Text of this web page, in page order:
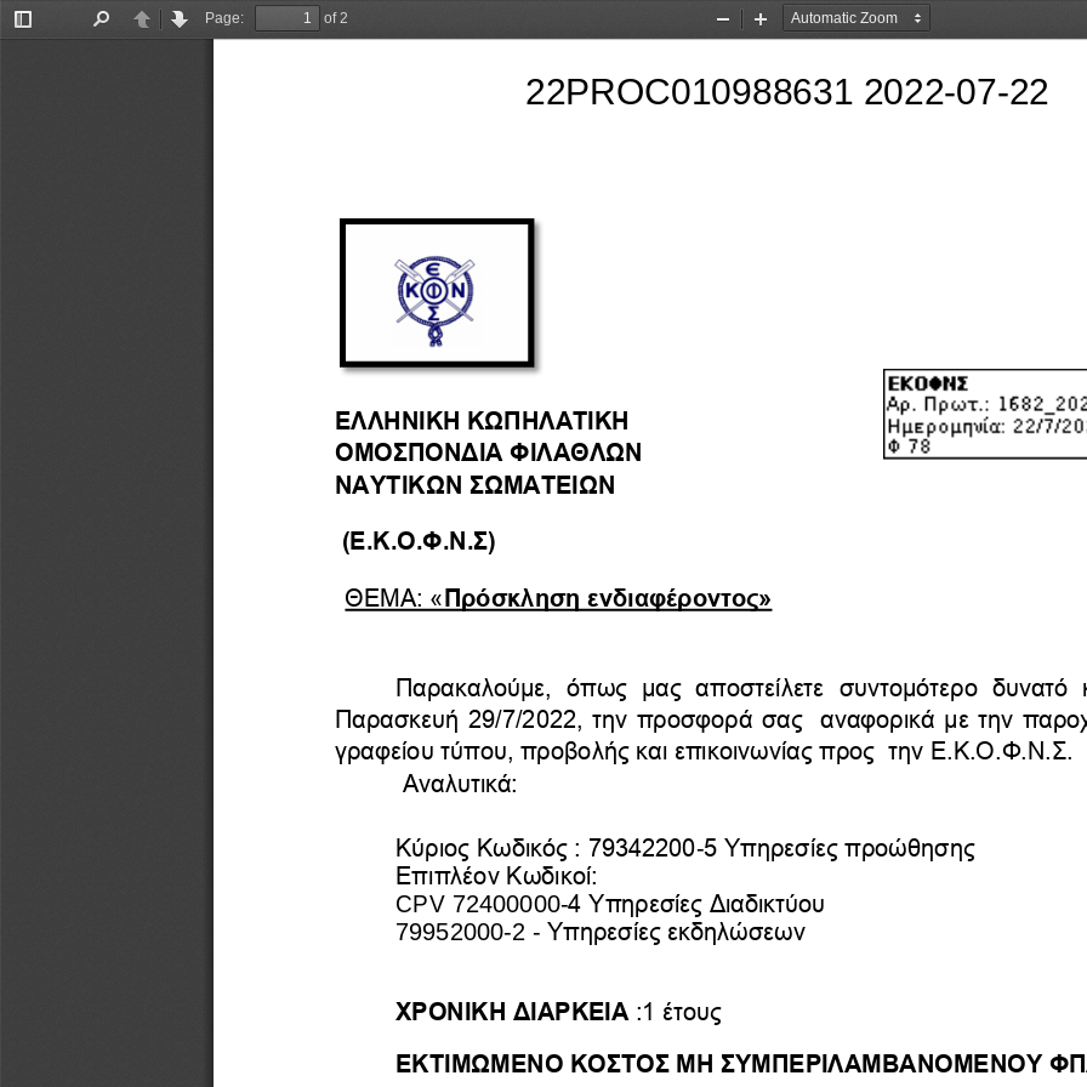
Toggle
PreviousNext
Page:
of 2
Zoom
Zoom
ΕΛΛΗΝΙΚΗ ΚΩΠΗΛΑΤΙΚΗ
ΟΜΟΣΠΟΝΔΙΑ ΦΙΛΑΘΛΩΝ
ΝΑΥΤΙΚΩΝ
(Ε.Κ.Ο.Φ.Ν.Σ)
ΘΕΜΑ: «Πρόσκληση ενδιαφέροντος»
Παρακαλούμε,  όπως  μας  αποστείλετε
συντομότερο  δυνατό
Παρασκευή 29/7/2022 , την προσφορά σας  αναφορικά με την
γραφείου τύπου, προβολής και επικοινωνίας προς  την Ε.Κ.Ο.Φ.Ν.Σ.
Αναλυτικά:
Κύριος Κωδικός : 79342200-5 Υπηρεσίες προώθησης
Επιπλέον Κωδικοί:
CPV 72400000-4 Υπηρεσίες Διαδικτύου
79952000-2 - Υπηρεσίες εκδηλώσεων
ΧΡΟΝΙΚΗ ΔΙΑΡΚΕΙΑ :1 έτους
ΕΚΤΙΜΩΜΕΝΟ ΚΟΣΤΟΣ ΜΗ ΣΥΜΠΕΡΙΛΑΜΒΑΝΟΜΕΝΟΥ